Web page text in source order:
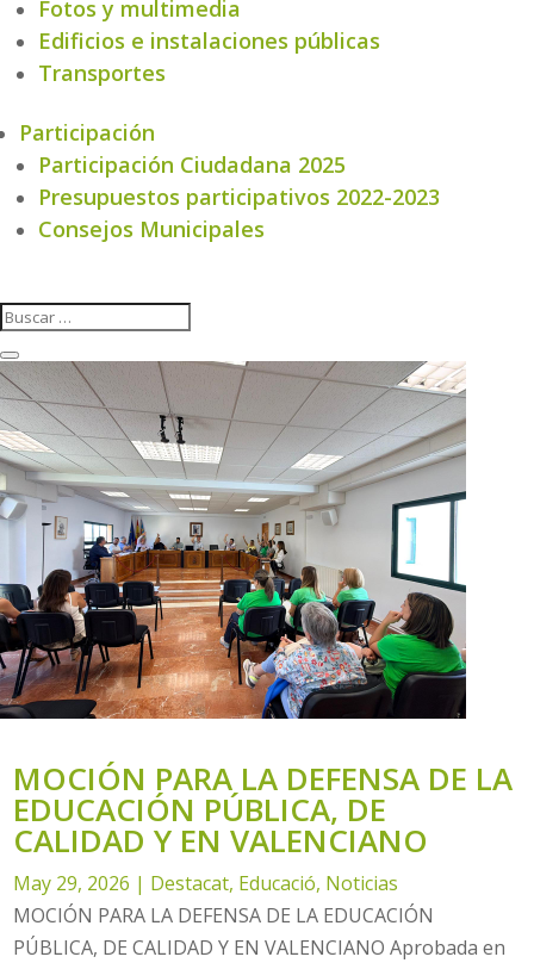
Fotos y multimedia
Edificios e instalaciones públicas
Transportes
Participación
Participación Ciudadana 2025
Presupuestos participativos 2022-2023
Consejos Municipales
MOCIÓN PARA LA DEFENSA DE LA
EDUCACIÓN PÚBLICA, DE
CALIDAD Y EN VALENCIANO
May 29, 2026 | Destacat, Educació, Noticias
MOCIÓN PARA LA DEFENSA DE LA EDUCACIÓN
PÚBLICA, DE CALIDAD Y EN VALENCIANO Aprobada en